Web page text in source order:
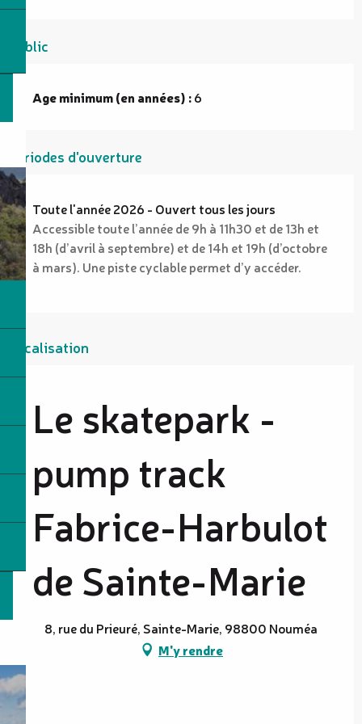
Public
Age minimum (en années) :6
Périodes d'ouverture
Toute l'année 2026 - Ouvert tous les jours
Accessible toute l’année de 9h à 11h30 et de 13h et
18h (d’avril à septembre) et de 14h et 19h (d’octobre
à mars). Une piste cyclable permet d’y accéder.
Localisation
Le skatepark -
pump track
Fabrice-Harbulot
de Sainte-Marie
8, rue du Prieuré, Sainte-Marie, 98800 Nouméa
M'y rendre